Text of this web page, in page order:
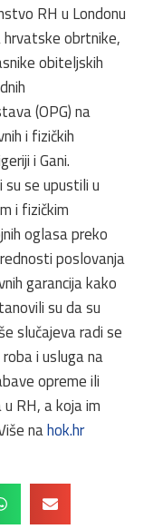
RH u Londonu
obrtnike,
obiteljskih
(OPG) na
i fizičkih
i Gani.
se upustili u
i fizičkim
oglasa preko
poslovanja
garancija kako
su da su
slučajeva radi se
i usluga na
opreme ili
RH, a koja im
nahok.hr